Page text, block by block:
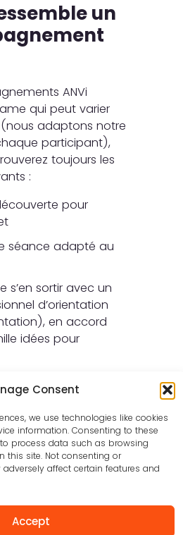
Consent
we use technologies like cookies
information. Consenting to these
process data such as browsing
this site. Not consenting or
affect certain features and
Accept
un
ANVi
qui peut varier
adaptons notre
participant),
toujours les
:
pour
séance adapté au
s’en sortir avec un
d’orientation
en accord
idées pour
le bénéficiaire est
la
totale du
toutes les
ces deux liens :